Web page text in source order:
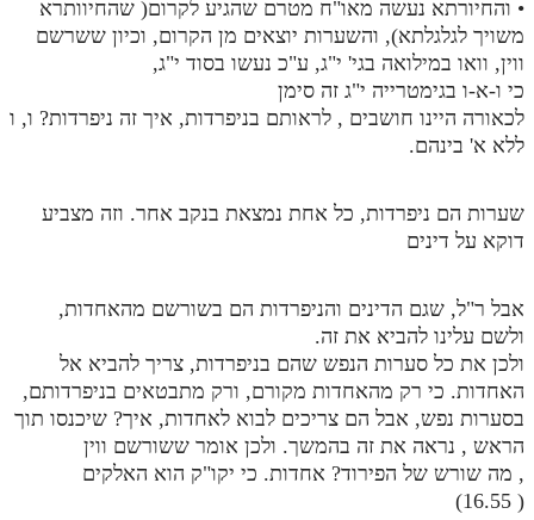
• והחיורתא נעשה מאו"ח מטרם שהגיע לקרום( שהחיוותרא
משויך לגלגלתא), והשערות יוצאים מן הקרום, וכיון ששרשם
ווין, וואו במילואה בגי' י"ג, ע"כ נעשו בסוד י"ג,
כי ו-א-ו בגימטרייה י"ג זה סימן
לכאורה היינו חושבים , לראותם בניפרדות, איך זה ניפרדות? ו, ו
ללא א' בינהם.
שערות הם ניפרדות, כל אחת נמצאת בנקב אחר. וזה מצביע
דוקא על דינים
אבל ר"ל, שגם הדינים והניפרדות הם בשורשם מהאחדות,
ולשם עלינו להביא את זה.
ולכן את כל סערות הנפש שהם בניפרדות, צריך להביא אל
האחדות. כי רק מהאחדות מקורם, ורק מתבטאים בניפרדותם,
בסערות נפש, אבל הם צריכים לבוא לאחדות, איך? שיכנסו תוך
הראש , נראה את זה בהמשך. ולכן אומר ששורשם ווין
, מה שורש של הפירוד? אחדות. כי יקו"ק הוא האלקים
( 16.55)